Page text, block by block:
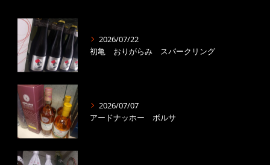
2026/07/22
初亀 おりがらみ スパークリング
2026/07/07
アードナッホー ボルサ